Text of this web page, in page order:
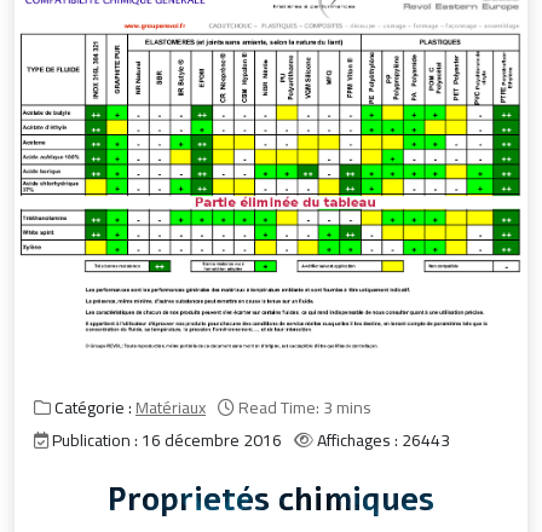
Catégorie :Matériaux
Read Time: 3 mins
Publication : 16 décembre 2016
Affichages : 26443
Proprietés chimiques